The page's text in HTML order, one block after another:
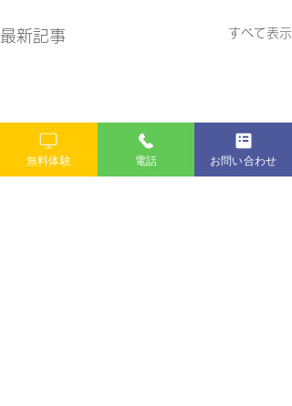
最新記事 すべて表示
無料体験 電話 お問い合わせ